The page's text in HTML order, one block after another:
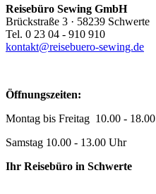
Reisebüro Sewing GmbH
Brückstraße 3 · 58239 Schwerte
Tel. 0 23 04 - 910 910
kontakt@reisebuero-sewing.de
Öffnungszeiten:
Montag bis Freitag 10.00 - 18.00
Samstag 10.00 - 13.00 Uhr
Ihr Reisebüro in Schwerte